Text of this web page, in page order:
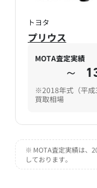
トヨタ
プリウス
MOTA査定実績
～
※2018年式（平成
買取相場
※ MOTA査定実績は、
しております。